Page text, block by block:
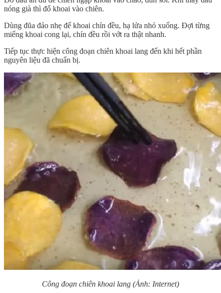
nóng già thì đổ khoai vào chiên.
Dùng đũa đảo nhẹ để khoai chín đều, hạ lửa nhỏ xuống. Đợi từng
miếng khoai cong lại, chín đều rồi vớt ra thật nhanh.
Tiếp tục thực hiện công đoạn chiên khoai lang đến khi hết phần
nguyên liệu đã chuẩn bị.
Công đoạn chiên khoai lang (Ảnh: Internet)